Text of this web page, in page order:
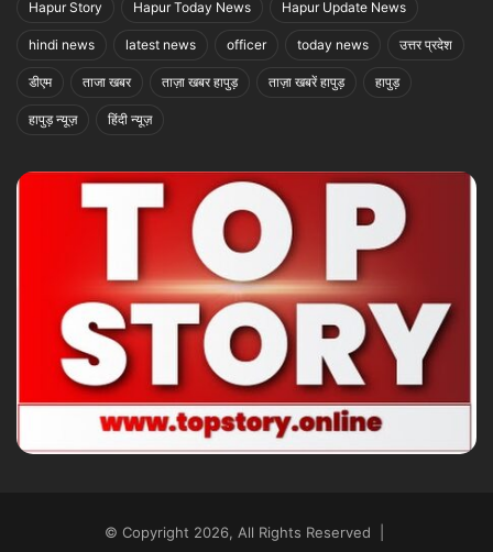
Hapur Story Hapur Today News Hapur Update News
hindi news latest news officer today news उत्तर प्रदेश
डीएम ताजा खबर ताज़ा खबर हापुड़ ताज़ा खबरें हापुड़ हापुड़
हापुड़ न्यूज़ हिंदी न्यूज़
© Copyright 2026, All Rights Reserved |